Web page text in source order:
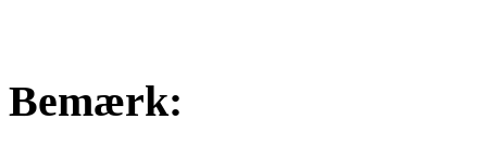
Bemærk: